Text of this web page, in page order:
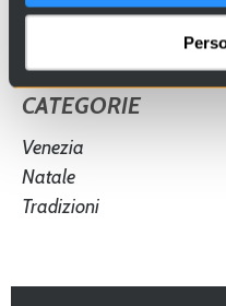
turismo sostenibile
Fondaco dei Tedeschi
CATEGORIE
Venezia
Natale
Tradizioni